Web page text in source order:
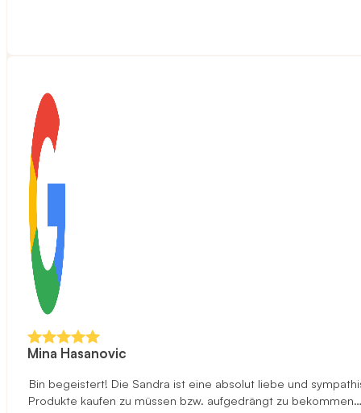
Mina Hasanovic
Bin begeistert! Die Sandra ist eine absolut liebe und
Produkte kaufen zu müssen bzw. aufgedrängt zu